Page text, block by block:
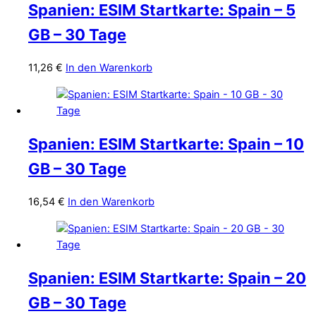
Spanien: ESIM Startkarte: Spain – 5
GB – 30 Tage
11,26 € In den Warenkorb
Spanien: ESIM Startkarte: Spain – 10
GB – 30 Tage
16,54 € In den Warenkorb
Spanien: ESIM Startkarte: Spain – 20
GB – 30 Tage